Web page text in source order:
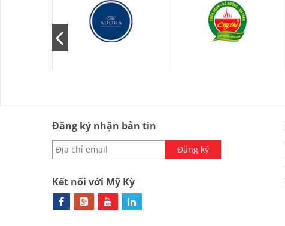
Đăng ký nhận bản tin
Đăng ký
Kết nối với Mỹ Kỳ